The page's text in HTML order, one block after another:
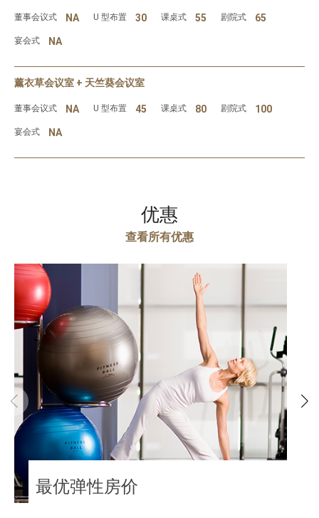
董事会议式 NA U 型布置 30 课桌式 55 剧院式 65
宴会式 NA
薰衣草会议室 + 天竺葵会议室
董事会议式 NA U 型布置 45 课桌式 80 剧院式 100
宴会式 NA
优惠
查看所有优惠
最优弹性房价